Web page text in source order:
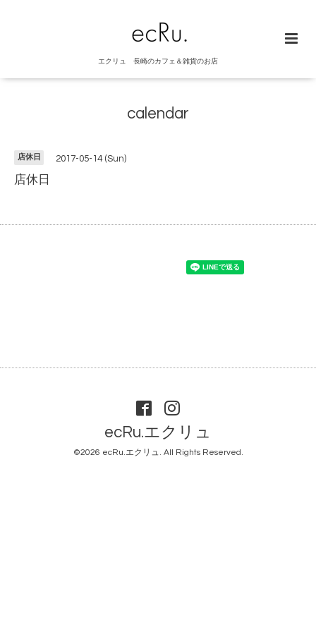
エクリュ 長崎のカフェ＆雑貨のお店
calendar
店休日 2017-05-14 (Sun)
店休日
ecRu.エクリュ
©2026 ecRu.エクリュ. All Rights Reserved.